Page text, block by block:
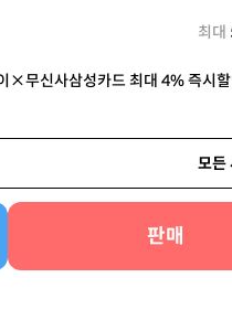
최대
×무신사삼성카드 최대 4% 즉시
모든
판매